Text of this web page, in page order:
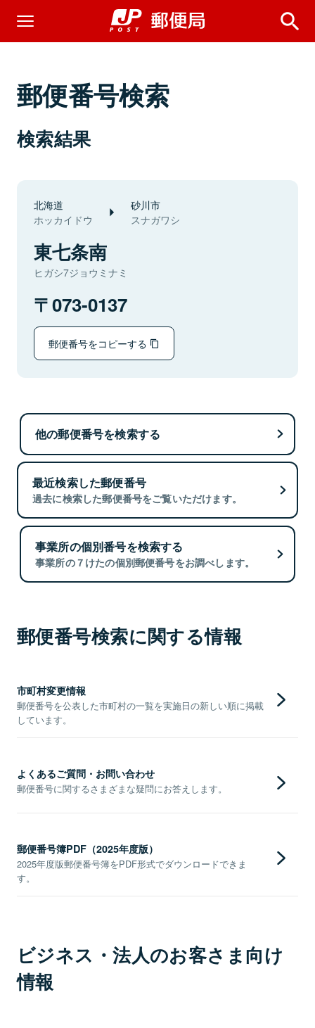
郵便番号検索
検索結果
北海道
ホッカイドウ
砂川市
スナガワシ
東七条南
ヒガシ7ジョウミナミ
073-0137
郵便番号をコピーする
他の郵便番号を検索する
最近検索した郵便番号
過去に検索した郵便番号をご覧いただけます。
事業所の個別番号を検索する
事業所の７けたの個別郵便番号をお調べします。
郵便番号検索に関する情報
市町村変更情報
郵便番号を公表した市町村の一覧を実施日の新しい順に掲載
しています。
よくあるご質問・お問い合わせ
郵便番号に関するさまざまな疑問にお答えします。
郵便番号簿PDF（2025年度版）
2025年度版郵便番号簿をPDF形式でダウンロードできま
す。
ビジネス・法人のお客さま向け
情報